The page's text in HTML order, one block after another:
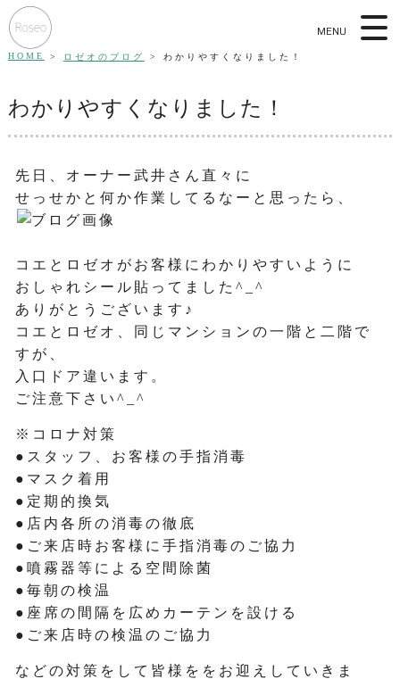
MENU
HOME ロゼオのブログ わかりやすくなりました！
わかりやすくなりました！
先日、オーナー武井さん直々に
せっせかと何か作業してるなーと思ったら、
コエとロゼオがお客様にわかりやすいように
おしゃれシール貼ってました^_^
ありがとうございます♪
コエとロゼオ、同じマンションの一階と二階で
すが、
入口ドア違います。
ご注意下さい^_^
※コロナ対策
●スタッフ、お客様の手指消毒
●マスク着用
●定期的換気
●店内各所の消毒の徹底
●ご来店時お客様に手指消毒のご協力
●噴霧器等による空間除菌
●毎朝の検温
●座席の間隔を広めカーテンを設ける
●ご来店時の検温のご協力
などの対策をして皆様ををお迎えしていきま